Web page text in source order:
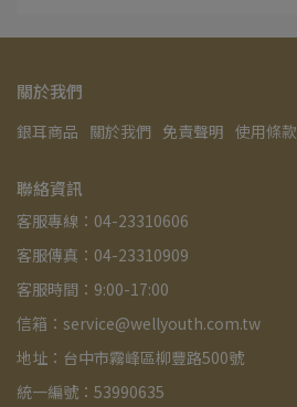
關於我們
銀耳商品 關於我們 免責聲明 使用條款
聯絡資訊
客服專線：04-23310606
客服傳真：04-23310909
客服時間：9:00-17:00
信箱：service@wellyouth.com.tw
地址：台中市霧峰區柳豐路500號
統一編號：53990635